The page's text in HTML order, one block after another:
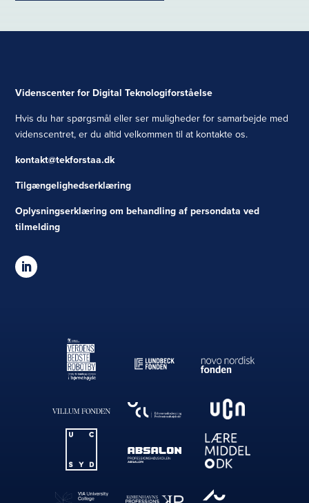
Videnscenter for Digital Teknologiforståelse
Hvis du har spørgsmål eller ser muligheder for samarbejde med
videnscentret, er du altid velkommen til at kontakte os.
kontakt@tekforstaa.dk
Tilgængelighedserklæring
Oplysningserklæring om behandling af persondata ved
tilmelding